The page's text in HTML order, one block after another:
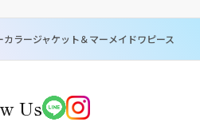
カラージャケット＆マーメイドワピース
Us